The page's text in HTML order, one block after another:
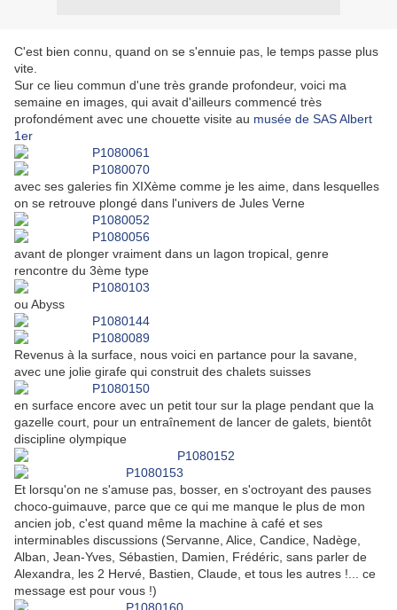
C'est bien connu, quand on se s'ennuie pas, le temps passe plus
vite.
Sur ce lieu commun d'une très grande profondeur, voici ma
semaine en images, qui avait d'ailleurs commencé très
profondément avec une chouette visite au musée de SAS Albert
1er
avec ses galeries fin XIXème comme je les aime, dans lesquelles
on se retrouve plongé dans l'univers de Jules Verne
avant de plonger vraiment dans un lagon tropical, genre
rencontre du 3ème type
ou Abyss
Revenus à la surface, nous voici en partance pour la savane,
avec une jolie girafe qui construit des chalets suisses
en surface encore avec un petit tour sur la plage pendant que la
gazelle court, pour un entraînement de lancer de galets, bientôt
discipline olympique
Et lorsqu'on ne s'amuse pas, bosser, en s'octroyant des pauses
choco-guimauve, parce que ce qui me manque le plus de mon
ancien job, c'est quand même la machine à café et ses
interminables discussions (Servanne, Alice, Candice, Nadège,
Alban, Jean-Yves, Sébastien, Damien, Frédéric, sans parler de
Alexandra, les 2 Hervé, Bastien, Claude, et tous les autres !... ce
message est pour vous !)